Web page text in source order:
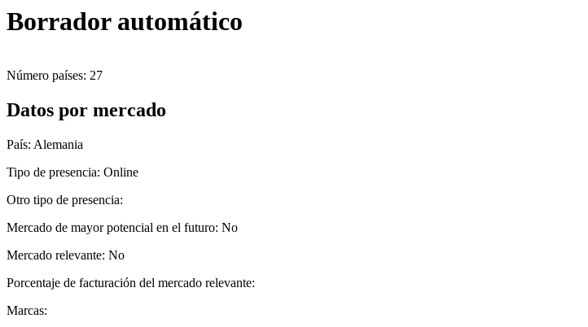
Borrador automático
Número países: 27
Datos por mercado
País: Alemania
Tipo de presencia: Online
Otro tipo de presencia:
Mercado de mayor potencial en el futuro: No
Mercado relevante: No
Porcentaje de facturación del mercado relevante:
Marcas: